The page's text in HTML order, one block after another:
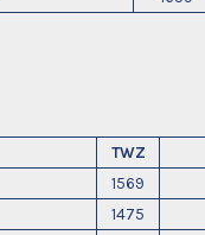
TWZ
1569
1475